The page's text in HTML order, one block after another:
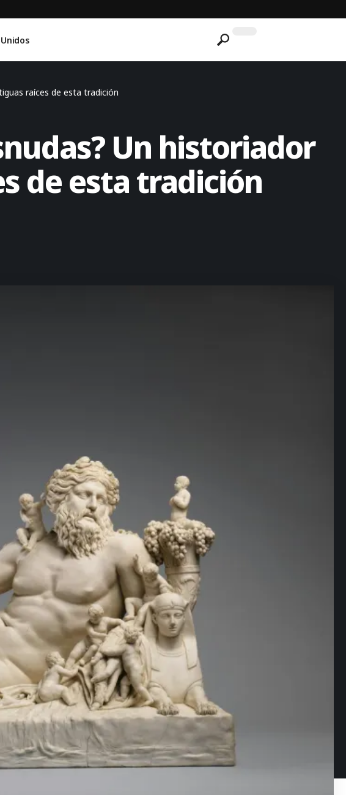
raíces de esta tradición
Un historiador
de esta tradición